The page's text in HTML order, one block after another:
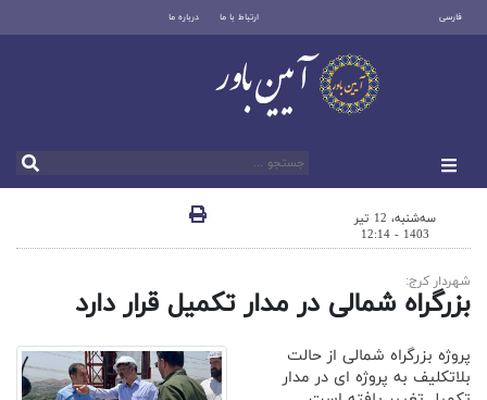
فارسی ارتباط با ما درباره ما
سه‌شنبه، 12 تیر
1403 - 12:14
شهردار کرج:
بزرگراه شمالی در مدار تکمیل قرار دارد
پروژه بزرگراه شمالی از حالت
بلاتکلیف به پروژه ای در مدار